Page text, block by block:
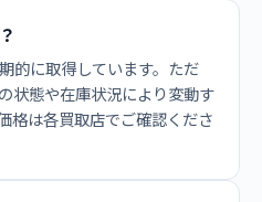
的に取得しています。ただ
状態や在庫状況により変動す
格は各買取店でご確認くださ